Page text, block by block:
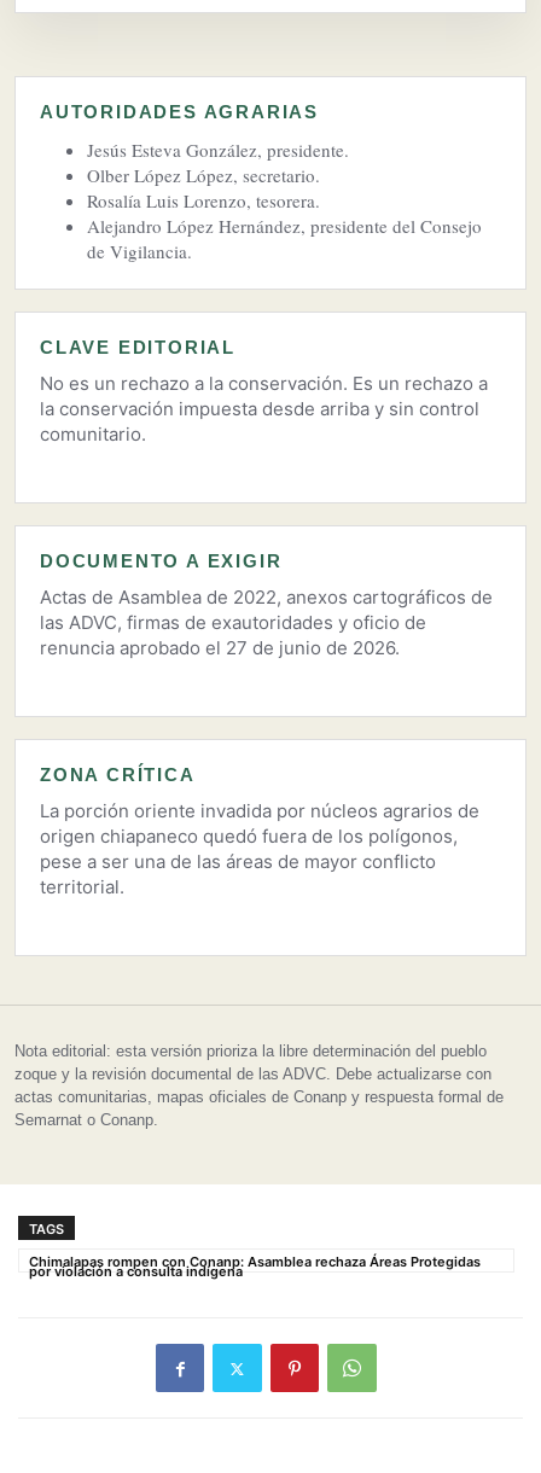
AUTORIDADES AGRARIAS
Jesús Esteva González, presidente.
Olber López López, secretario.
Rosalía Luis Lorenzo, tesorera.
Alejandro López Hernández, presidente del Consejo
de Vigilancia.
CLAVE EDITORIAL
No es un rechazo a la conservación. Es un rechazo a
la conservación impuesta desde arriba y sin control
comunitario.
DOCUMENTO A EXIGIR
Actas de Asamblea de 2022, anexos cartográficos de
las ADVC, firmas de exautoridades y oficio de
renuncia aprobado el 27 de junio de 2026.
ZONA CRÍTICA
La porción oriente invadida por núcleos agrarios de
origen chiapaneco quedó fuera de los polígonos,
pese a ser una de las áreas de mayor conflicto
territorial.
Nota editorial: esta versión prioriza la libre determinación del pueblo
zoque y la revisión documental de las ADVC. Debe actualizarse con
actas comunitarias, mapas oficiales de Conanp y respuesta formal de
Semarnat o Conanp.
TAGS
Chimalapas rompen con Conanp: Asamblea rechaza Áreas Protegidas
por violación a consulta indígena